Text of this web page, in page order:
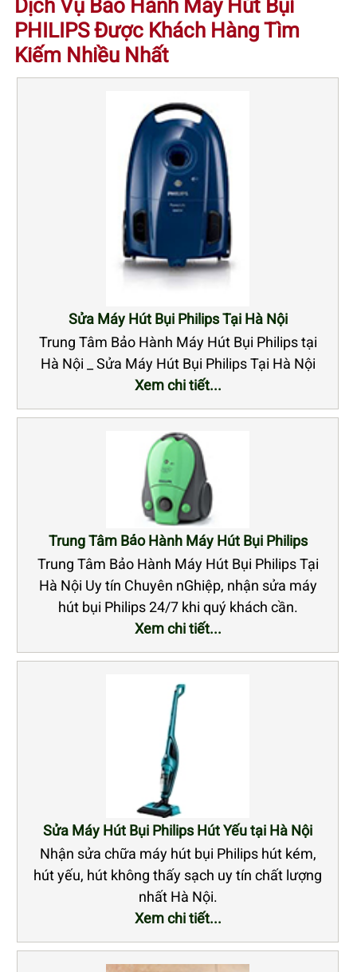
PHILIPS Được Khách Hàng Tìm
Kiếm Nhiều Nhất
Sửa Máy Hút Bụi Philips Tại Hà Nội
Trung Tâm Bảo Hành Máy Hút Bụi Philips tại
Hà Nội _ Sửa Máy Hút Bụi Philips Tại Hà Nội
Xem chi tiết...
Trung Tâm Bảo Hành Máy Hút Bụi Philips
Trung Tâm Bảo Hành Máy Hút Bụi Philips Tại
Hà Nội Uy tín Chuyên nGhiệp, nhận sửa máy
hút bụi Philips 24/7 khi quý khách cần.
Xem chi tiết...
Sửa Máy Hút Bụi Philips Hút Yếu tại Hà Nội
Nhận sửa chữa máy hút bụi Philips hút kém,
hút yếu, hút không thấy sạch uy tín chất lượng
nhất Hà Nội.
Xem chi tiết...